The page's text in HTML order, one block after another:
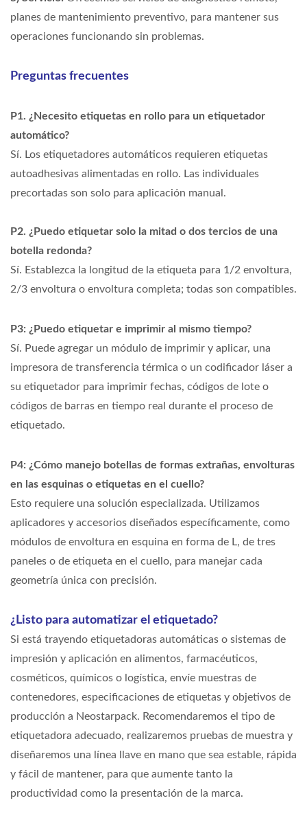
planes de mantenimiento preventivo, para mantener sus
operaciones funcionando sin problemas.
Preguntas frecuentes
P1. ¿Necesito etiquetas en rollo para un etiquetador
automático?
Sí. Los etiquetadores automáticos requieren etiquetas
autoadhesivas alimentadas en rollo. Las individuales
precortadas son solo para aplicación manual.
P2. ¿Puedo etiquetar solo la mitad o dos tercios de una
botella redonda?
Sí. Establezca la longitud de la etiqueta para 1/2 envoltura,
2/3 envoltura o envoltura completa; todas son compatibles.
P3: ¿Puedo etiquetar e imprimir al mismo tiempo?
Sí. Puede agregar un módulo de imprimir y aplicar, una
impresora de transferencia térmica o un codificador láser a
su etiquetador para imprimir fechas, códigos de lote o
códigos de barras en tiempo real durante el proceso de
etiquetado.
P4: ¿Cómo manejo botellas de formas extrañas, envolturas
en las esquinas o etiquetas en el cuello?
Esto requiere una solución especializada. Utilizamos
aplicadores y accesorios diseñados específicamente, como
módulos de envoltura en esquina en forma de L, de tres
paneles o de etiqueta en el cuello, para manejar cada
geometría única con precisión.
¿Listo para automatizar el etiquetado?
Si está trayendo etiquetadoras automáticas o sistemas de
impresión y aplicación en alimentos, farmacéuticos,
cosméticos, químicos o logística, envíe muestras de
contenedores, especificaciones de etiquetas y objetivos de
producción a Neostarpack. Recomendaremos el tipo de
etiquetadora adecuado, realizaremos pruebas de muestra y
diseñaremos una línea llave en mano que sea estable, rápida
y fácil de mantener, para que aumente tanto la
productividad como la presentación de la marca.